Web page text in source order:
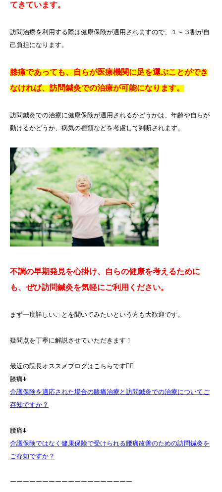
てきています。
訪問治療を利用する際は健康保険が適用されますので、１～３割が自
己負担になります。
膝痛であっても、自らが医療機関に足を運ぶことができ
なければ、訪問鍼灸での治療が可能になります。
訪問鍼灸での治療に健康保険が適用されるかどうかは、年齢や自らが
動けるかどうか、病気の種類などを考慮して判断されます。
不調の早期発見を心掛け、自らの健康を考えるために
も、ぜひ訪問鍼灸を気軽にご利用ください。
まず一度詳しいことを聞いてみたいという方も大歓迎です。
疑問点を丁寧に解説させていただきます！
最近の院長オススメブログはこちらです💁‍♀️
膝痛⬇️
介護保険を適応された場合の膝痛治療と訪問鍼灸での治療についてご
存知ですか？
腰痛⬇️
介護保険ではなく健康保険で受けられる腰痛改善のための訪問鍼灸を
ご存知ですか？
ーーーーーーーーーーーーーーーーーーー